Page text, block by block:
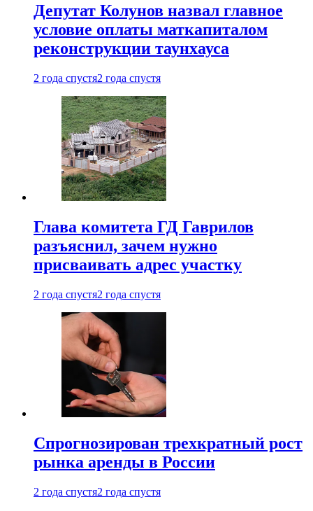
Депутат Колунов назвал главное
условие оплаты маткапиталом
реконструкции таунхауса
2 года спустя2 года спустя
Глава комитета ГД Гаврилов
разъяснил, зачем нужно
присваивать адрес участку
2 года спустя2 года спустя
Спрогнозирован трехкратный рост
рынка аренды в России
2 года спустя2 года спустя